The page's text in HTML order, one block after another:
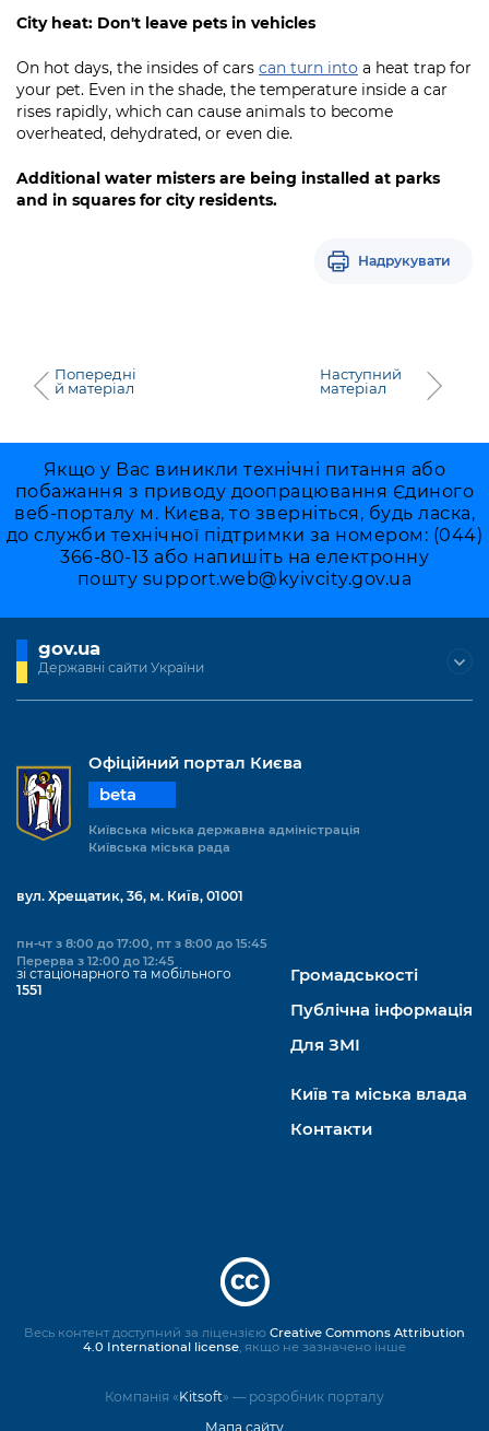
City heat: Don't leave pets in vehicles
On hot days, the insides of cars can turn into a heat trap for
your pet. Even in the shade, the temperature inside a car
rises rapidly, which can cause animals to become
overheated, dehydrated, or even die.
Additional water misters are being installed at parks
and in squares for city residents.
Надрукувати
Попередні
й матеріал
Наступний
матеріал
Якщо у Вас виникли технічні питання або
побажання з приводу доопрацювання Єдиного
веб-порталу м. Києва, то зверніться, будь ласка,
до служби технічної підтримки за номером: (044)
366-80-13 або напишіть на електронну
пошту support.web@kyivcity.gov.ua
gov.ua
Державні сайти України
Офіційний портал Києва
beta
Київська міська державна адміністрація
Київська міська рада
вул. Хрещатик, 36, м. Київ, 01001
пн-чт з 8:00 до 17:00, пт з 8:00 до 15:45
Перерва з 12:00 до 12:45
зі стаціонарного та мобільного
1551
Громадськості
Публічна інформація
Для ЗМІ
Київ та міська влада
Контакти
Компанія «Kitsoft» — розробник порталу
Мапа сайту
Весь контент доступний за ліцензією Creative Commons Attribution
4.0 International license , якщо не зазначено інше